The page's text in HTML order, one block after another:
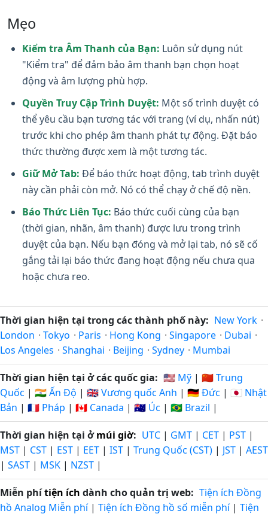
Mẹo
Kiểm tra Âm Thanh của Bạn: Luôn sử dụng nút
"Kiểm tra" để đảm bảo âm thanh bạn chọn hoạt
động và âm lượng phù hợp.
Quyền Truy Cập Trình Duyệt: Một số trình duyệt có
thể yêu cầu bạn tương tác với trang (ví dụ, nhấn nút)
trước khi cho phép âm thanh phát tự động. Đặt báo
thức thường được xem là một tương tác.
Giữ Mở Tab: Để báo thức hoạt động, tab trình duyệt
này cần phải còn mở. Nó có thể chạy ở chế độ nền.
Báo Thức Liên Tục: Báo thức cuối cùng của bạn
(thời gian, nhãn, âm thanh) được lưu trong trình
duyệt của bạn. Nếu bạn đóng và mở lại tab, nó sẽ cố
gắng tải lại báo thức đang hoạt động nếu chưa qua
hoặc chưa reo.
Thời gian hiện tại trong các thành phố này: New York ·
London · Tokyo · Paris · Hong Kong · Singapore · Dubai ·
Los Angeles · Shanghai · Beijing · Sydney · Mumbai
Thời gian hiện tại ở các quốc gia: 🇺🇸 Mỹ | 🇨🇳 Trung
Quốc | 🇮🇳 Ấn Độ | 🇬🇧 Vương quốc Anh | 🇩🇪 Đức | 🇯🇵 Nhật
Bản | 🇫🇷 Pháp | 🇨🇦 Canada | 🇦🇺 Úc | 🇧🇷 Brazil |
Thời gian hiện tại ởmúi giờ: UTC | GMT | CET | PST |
MST | CST | EST | EET | IST | Trung Quốc (CST) | JST | AEST
| SAST | MSK | NZST |
Miễn phítiện ích dành cho quản trị web: Tiện ích Đồng
hồ Analog Miễn phí| Tiện ích Đồng hồ số miễn phí| Tiện